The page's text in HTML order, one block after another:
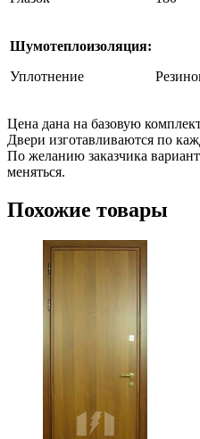
Шумотеплоизоляция:
Уплотнение
Цена дана на базовую
Двери изготавливаются по
По желанию заказчика
меняться.
Похожие товары